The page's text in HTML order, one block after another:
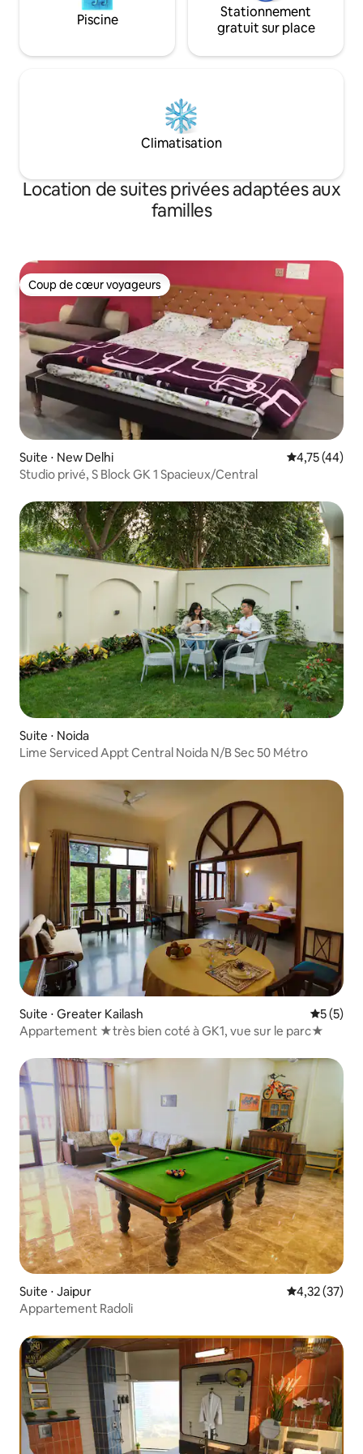
Piscine
Stationnement
gratuit sur place
Climatisation
Location de suites privées adaptées aux
familles
Coup de cœur voyageurs
Coup de cœur voyageurs
Suite ⋅ New Delhi Évaluation
4,75 (44)
Studio privé, S Block GK 1 Spacieux/Central
Suite ⋅ Noida
Lime Serviced Appt Central Noida N/B Sec 50 Métro
Suite ⋅ Greater Kailash
5 (5)
Appartement ★très bien coté à GK1, vue sur le parc★
Suite ⋅ Jaipur Évaluation
4,32 (37)
Appartement Radoli